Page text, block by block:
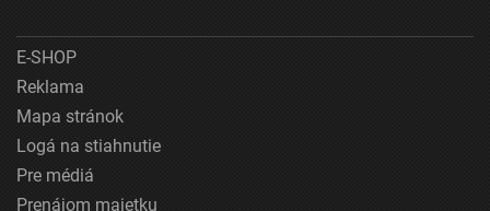
E-SHOP
Reklama
Mapa stránok
Logá na stiahnutie
Pre médiá
Prenájom majetku